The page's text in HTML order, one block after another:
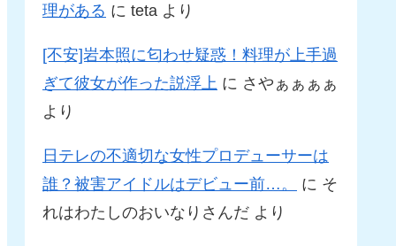
理がある に teta より
[不安]岩本照に匂わせ疑惑！料理が上手過
ぎて彼女が作った説浮上 に さやぁぁぁぁ
より
日テレの不適切な女性プロデューサーは
誰？被害アイドルはデビュー前…。
に そ
れはわたしのおいなりさんだ より